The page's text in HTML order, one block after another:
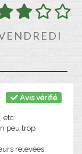
Avis vérifié
etc
peu trop
relevées